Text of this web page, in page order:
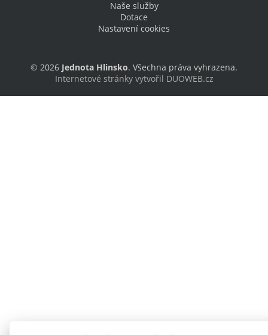
Naše služby
Dotace
Nastavení cookies
© 2026 Jednota Hlinsko. Všechna práva vyhrazena.
Internetové stránky vytvořil DUOWEB.cz